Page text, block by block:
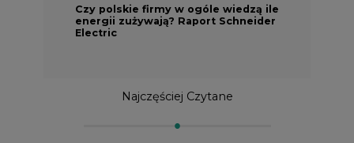
Czy polskie firmy w ogóle wiedzą ile
energii zużywają? Raport Schneider
Electric
Najczęściej Czytane